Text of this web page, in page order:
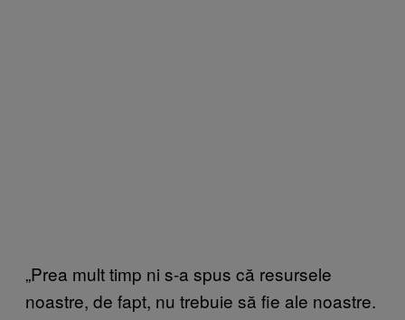
„Prea mult timp ni s-a spus că resursele
noastre, de fapt, nu trebuie să fie ale noastre.